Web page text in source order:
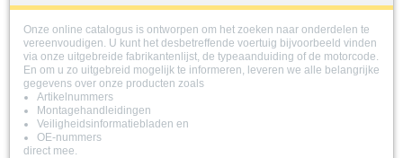
Onze online catalogus is ontworpen om het zoeken naar onderdelen te
vereenvoudigen. U kunt het desbetreffende voertuig bijvoorbeeld vinden
via onze uitgebreide fabrikantenlijst, de typeaanduiding of de motorcode.
En om u zo uitgebreid mogelijk te informeren, leveren we alle belangrijke
gegevens over onze producten zoals
Artikelnummers
Montagehandleidingen
Veiligheidsinformatiebladen en
OE-nummers
direct mee.